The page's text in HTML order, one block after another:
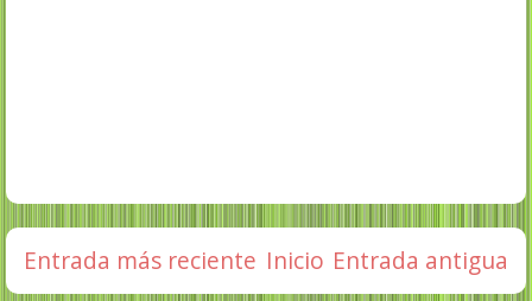
Entrada más reciente Entrada antigua
Inicio